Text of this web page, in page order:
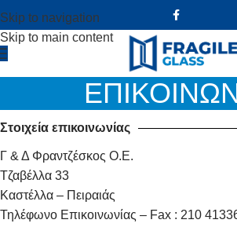
Skip to navigation
Skip to main content
Στοιχεία επικοινωνίας
Γ & Δ Φραντζέσκος Ο.Ε.
Τζαβέλλα 33
Καστέλλα – Πειραιάς
Τηλέφωνο Επικοινωνίας – Fax : 210